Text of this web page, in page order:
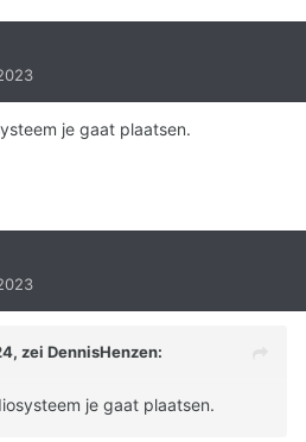
je gaat plaatsen.
zei DennisHenzen:
je gaat plaatsen.